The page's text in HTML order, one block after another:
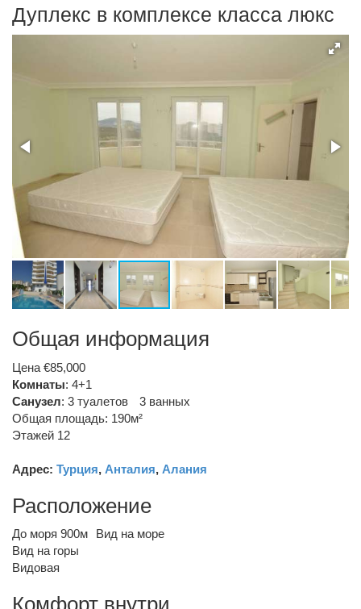
Дуплекс в комплексе класса люкс
Общая информация
Цена €85,000
Комнаты: 4+1
Санузел: 3 туалетов
3 ванных
Общая площадь: 190м²
Этажей 12
Адрес: Турция, Анталия, Алания
Расположение
До моря 900м
Вид на море
Вид на горы
Видовая
Комфорт внутри